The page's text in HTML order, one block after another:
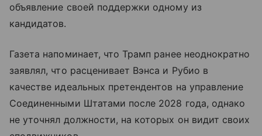
объявление своей поддержки одному из
кандидатов.
Газета напоминает, что Трамп ранее неоднократно
заявлял, что расценивает Вэнса и Рубио в
качестве идеальных претендентов на управление
Соединенными Штатами после 2028 года, однако
не уточнял должности, на которых он видит своих